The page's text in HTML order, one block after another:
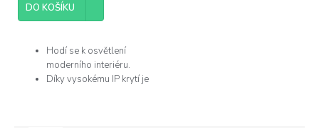
DO KOŠÍKU
Hodí se k osvětlení
moderního interiéru.
Díky vysokému IP krytí je